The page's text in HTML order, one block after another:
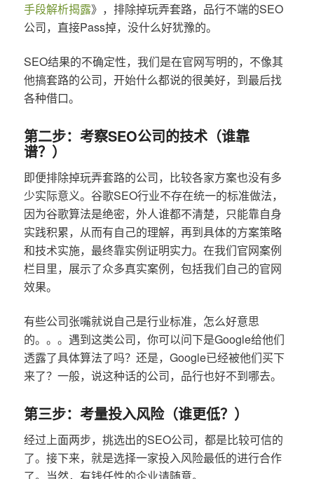
手段解析揭露》，排除掉玩弄套路，品行不端的SEO
公司，直接Pass掉，没什么好犹豫的。
SEO结果的不确定性，我们是在官网写明的，不像其
他搞套路的公司，开始什么都说的很美好，到最后找
各种借口。
第二步：考察SEO公司的技术（谁靠
谱？）
即便排除掉玩弄套路的公司，比较各家方案也没有多
少实际意义。谷歌SEO行业不存在统一的标准做法，
因为谷歌算法是绝密，外人谁都不清楚，只能靠自身
实践积累，从而有自己的理解，再到具体的方案策略
和技术实施，最终靠实例证明实力。在我们官网案例
栏目里，展示了众多真实案例，包括我们自己的官网
效果。
有些公司张嘴就说自己是行业标准，怎么好意思
的。。。遇到这类公司，你可以问下是Google给他们
透露了具体算法了吗？还是，Google已经被他们买下
来了？一般，说这种话的公司，品行也好不到哪去。
第三步：考量投入风险（谁更低？）
经过上面两步，挑选出的SEO公司，都是比较可信的
了。接下来，就是选择一家投入风险最低的进行合作